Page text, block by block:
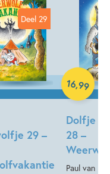
Deel 29
29 –
Dolfje
28 –
Paul van
16,99
Hardcover